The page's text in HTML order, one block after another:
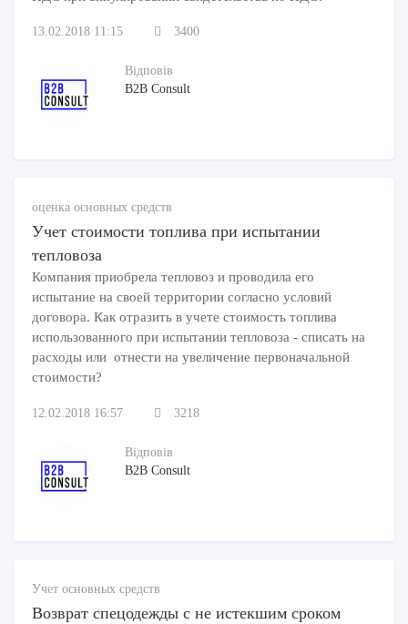
13.02.2018 11:15 3400
Відповів
B2B Consult
оценка основных средств
Учет стоимости топлива при испытании
тепловоза
Компания приобрела тепловоз и проводила его
испытание на своей территории согласно условий
договора. Как отразить в учете стоимость топлива
использованного при испытании тепловоза - списать на
расходы или отнести на увеличение первоначальной
стоимости?
12.02.2018 16:57 3218
Відповів
B2B Consult
Учет основных средств
Возврат спецодежды с не истекшим сроком